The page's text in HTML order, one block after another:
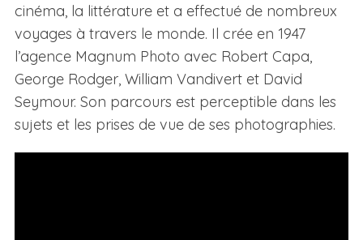
cinéma, la littérature et a effectué de nombreux
voyages à travers le monde. Il crée en 1947
l’agence Magnum Photo avec Robert Capa,
George Rodger, William Vandivert et David
Seymour. Son parcours est perceptible dans les
sujets et les prises de vue de ses photographies.